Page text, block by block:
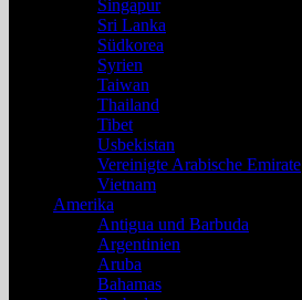
Singapur
Sri Lanka
Südkorea
Syrien
Taiwan
Thailand
Tibet
Usbekistan
Vereinigte Arabische Emirate
Vietnam
Amerika
Antigua und Barbuda
Argentinien
Aruba
Bahamas